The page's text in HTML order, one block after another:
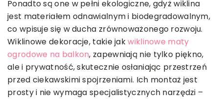
Ponadto są one w pełni ekologiczne, gdyż wiklina
jest materiałem odnawialnym i biodegradowalnym,
co wpisuje się w ducha zrównoważonego rozwoju.
Wiklinowe dekoracje, takie jakwiklinowe maty
ogrodowe na balkon, zapewniają nie tylko piękno,
ale i prywatność, skutecznie osłaniając przestrzeń
przed ciekawskimi spojrzeniami. Ich montaż jest
prosty i nie wymaga specjalistycznych narzędzi –